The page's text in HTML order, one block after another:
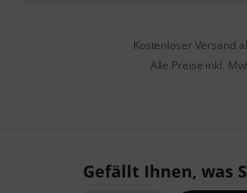
Kostenloser Versand
Alle Preise inkl.
Gefällt Ihnen, was